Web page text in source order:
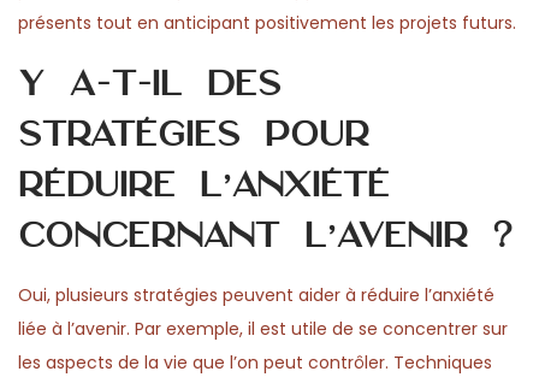
présents tout en anticipant positivement les projets futurs.
Y a-t-il des
stratégies pour
réduire l’anxiété
concernant l’avenir ?
Oui, plusieurs stratégies peuvent aider à réduire l’anxiété
liée à l’avenir. Par exemple, il est utile de se concentrer sur
les aspects de la vie que l’on peut contrôler. Techniques